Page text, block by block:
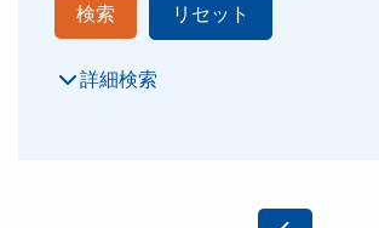
検索 リセット
詳細検索